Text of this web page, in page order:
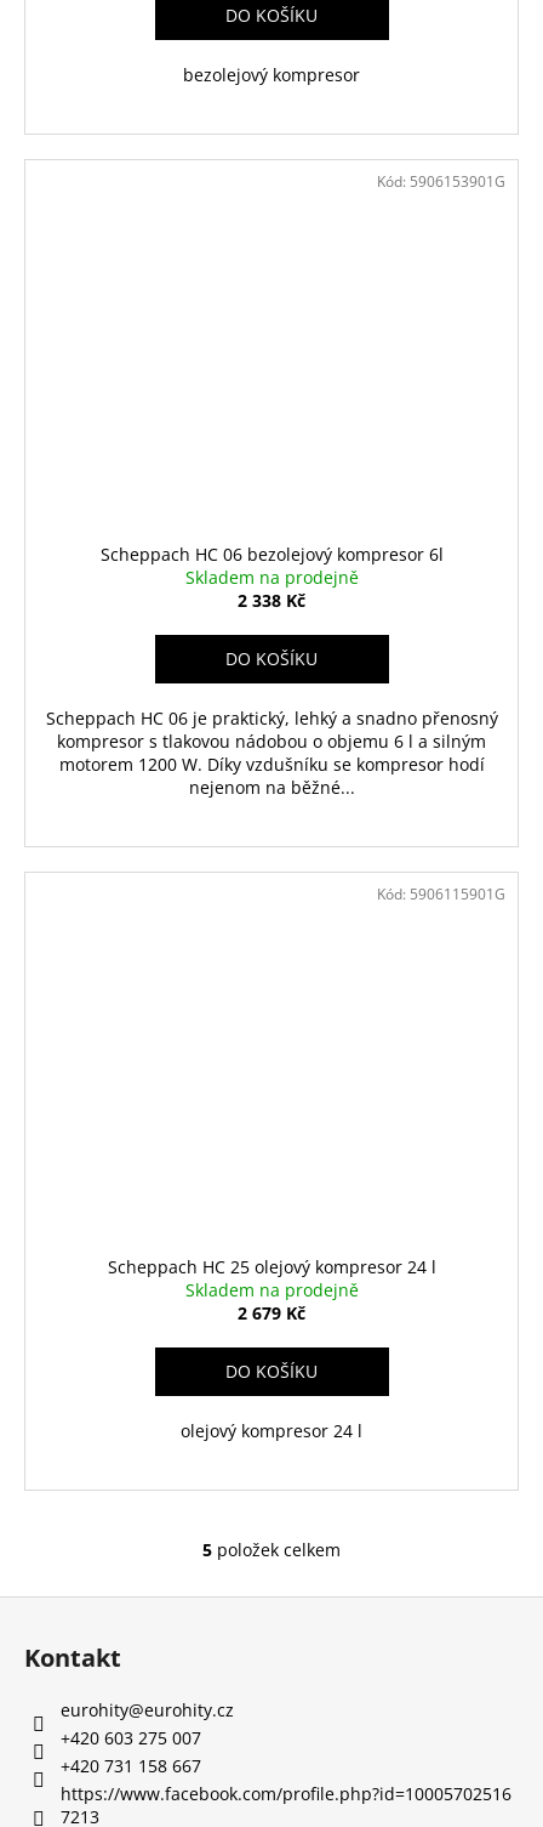
DO KOŠÍKU
bezolejový kompresor
Scheppach HC 06 bezolejový kompresor 6l
Skladem na prodejně
2 338 Kč
DO KOŠÍKU
Scheppach HC 06 je praktický, lehký a snadno přenosný
kompresor s tlakovou nádobou o objemu 6 l a silným
motorem 1200 W. Díky vzdušníku se kompresor hodí
nejenom na běžné...
Kód: 5906153901G
Scheppach HC 25 olejový kompresor 24 l
Skladem na prodejně
2 679 Kč
DO KOŠÍKU
olejový kompresor 24 l
Kód: 5906115901G
O
r
5 položek celkem
Kontakt
eurohity@eurohity.cz
+420 603 275 007
+420 731 158 667
https://www.facebook.com/profile.php?id=10005702516
7213